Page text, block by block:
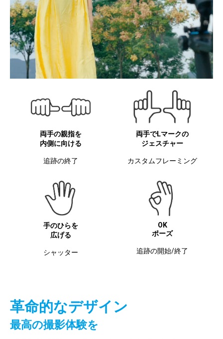
両手の親指を
内側に向ける
追跡の終了
両手でLマークの
ジェスチャー
カスタムフレーミング
手のひらを
広げる
シャッター
OK
ポーズ
追跡の開始/終了
革命的なデザイン
最高の撮影体験を